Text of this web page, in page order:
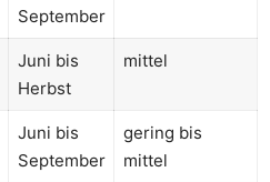
September
Juni bis
Herbst
mittel
Juni bis
September
gering bis
mittel